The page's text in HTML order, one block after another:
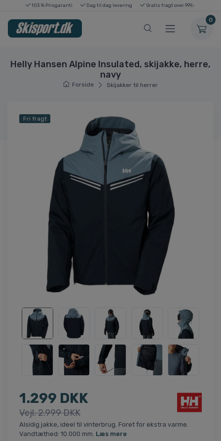
103 % Prisgaranti Dag til dag levering Gratis fragt over 999,-
0
Helly Hansen Alpine Insulated, skijakke, herre,
navy
Forside Skijakker til herrer
Fri fragt
1.299 DKK
Vejl. 2.999 DKK
Alsidig jakke, ideel til vinterbrug. Foret for ekstra varme.
Vandtæthed: 10.000 mm. Læs mere